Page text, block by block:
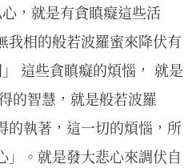
，就是有貪瞋癡這些活
我相的般若波羅蜜來降伏有
這些貪瞋癡的煩惱， 就是
的智慧，就是般若波羅
的執著，這一切的煩惱，所
」。就是發大悲心來調伏自